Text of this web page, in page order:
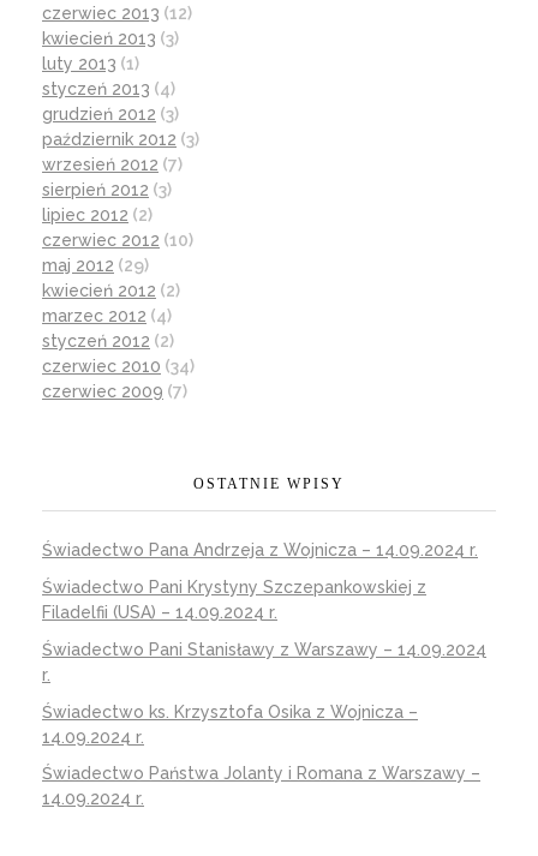
czerwiec 2013 (12)
kwiecień 2013 (3)
luty 2013 (1)
styczeń 2013 (4)
grudzień 2012 (3)
październik 2012 (3)
wrzesień 2012 (7)
sierpień 2012 (3)
lipiec 2012 (2)
czerwiec 2012 (10)
maj 2012 (29)
kwiecień 2012 (2)
marzec 2012 (4)
styczeń 2012 (2)
czerwiec 2010 (34)
czerwiec 2009 (7)
OSTATNIE WPISY
Świadectwo Pana Andrzeja z Wojnicza – 14.09.2024 r.
Świadectwo Pani Krystyny Szczepankowskiej z
Filadelfii (USA) – 14.09.2024 r.
Świadectwo Pani Stanisławy z Warszawy – 14.09.2024
r.
Świadectwo ks. Krzysztofa Osika z Wojnicza –
14.09.2024 r.
Świadectwo Państwa Jolanty i Romana z Warszawy –
14.09.2024 r.